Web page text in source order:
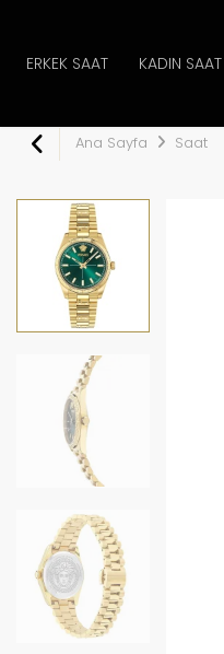
ERKEK SAAT KADIN SAAT
Ana Sayfa Saat